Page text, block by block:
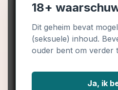
18+
Dit geheim bevat
(seksuele) inhoud.
ouder bent om verder
Ja, ik